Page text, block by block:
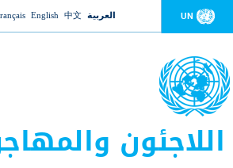
Jump to navigation UN العربية 中文
English
اللاجئون